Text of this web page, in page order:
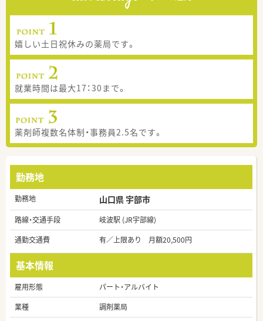
嬉しい土日祝休みの薬局です。
就業時間は最大17：30まで。
薬剤師複数名体制・事務員2.5名です。
勤務地
勤務地 山口県 宇部市
路線・交通手段
岐波駅 (JR宇部線)
通勤交通費
有／上限あり 月額20,500円
基本情報
雇用形態
パート・アルバイト
業種
調剤薬局